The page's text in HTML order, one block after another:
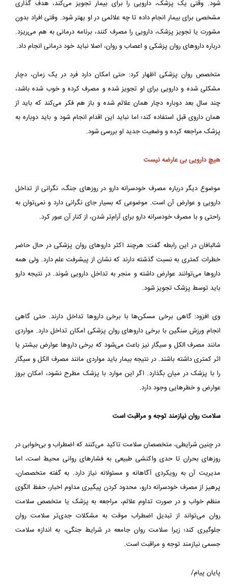
شود. وقتی یک پزشک، دارویی را برای بیمار تجویز می‌کند، هدف گذاری
مشخصی برای بیمار انجام داده تا چه علائمی در او بهتر شود. وقتی افراد بدون
مشورت یا تجویز پزشک، دارویی را مصرف کنند، برنامه درمانی به هم می‌ریزد.
درباره داروهای روان پزشکی و اعصاب و روان، اصلا نباید خود درمانی انجام داد.
متخصص روان پزشکی اظهار کرد: حتی امکان دارد فرد در یک زمان، دچار
مشکلی شده و دارویی برای او تجویز شده و مصرف کرده و خوب شده باشد،
چند سال بعد دوباره دچار همان علائم شده و باز هم فکر می‌کند که باید از
همان داروی قبل استفاده کند؛ اما نباید این اقدام انجام شود و باید دوباره به
پزشک مراجعه کرده و وضعیت جدید او بررسی شود.
هیچ دارویی بی عارضه نیست
موضوع دیگر درباره مصرف خودسرانه دارو در روزهای جنگ، نگرانی از تداخل
دارویی و عوارض آن است. موضوعی که بسیار جای نگرانی دارد و نمی‌توان به
راحتی و با مصرف خودسرانه دارو برای آرام‌تر شدن، از کنار آن عبور کرد.
شالبافان در این رابطه گفت: هرچند اکثر داروهای روان پزشکی در حال حاضر
خطرات کمتری به نسبت گذشته دارند که نشان از پیشرفت علم دارد. ولی همه
داروها می‌توانند عوارض داشته و منجر به تداخل دارویی شوند. در نتیجه دارو
باید توسط پزشک تجویز شود.
وی افزود: گاهی برخی مسکن‌ها با برخی داروها تداخل دارند. حتی گاهی
انجام ورزش سنگین با برخی داروهای روان پزشکی امکان تداخل دارد. مواردی
مانند مصرف الکل و سیگار نیز باعث می‌شود که برخی داروها عوارض بیشتر یا
اثر کمتری داشته باشند. در نتیجه بیمار باید مواردی مانند مصرف الکل و سیگار
را با پزشک در میان بگذارد. اگر این موارد با پزشک مطرح نشود، امکان بروز
عوارض و خطرهایی وجود دارد.
سلامت روان نیازمند توجه و مراقبت است
در چنین شرایطی، متخصصان سلامت تاکید می‌کنند که اضطراب و بی‌خوابی در
روزهای بحران تا حدی واکنشی طبیعی به فشارهای روانی محیط است، اما
مدیریت آن به رویکردی آگاهانه و مسئولانه نیاز دارد. به گفته متخصصان،
پرهیز از مصرف خودسرانه دارو، محدود کردن پیگیری مداوم اخبار، حفظ الگوی
منظم خواب و در صورت تداوم علائم، مراجعه به پزشک یا متخصص سلامت
روان می‌تواند از تبدیل اضطراب موقت به مشکلات جدی‌تر سلامت روان
جلوگیری کند؛ زیرا سلامت روان جامعه در شرایط جنگی، به اندازه سلامت
جسمی نیازمند توجه و مراقبت است.
پایان پیام/